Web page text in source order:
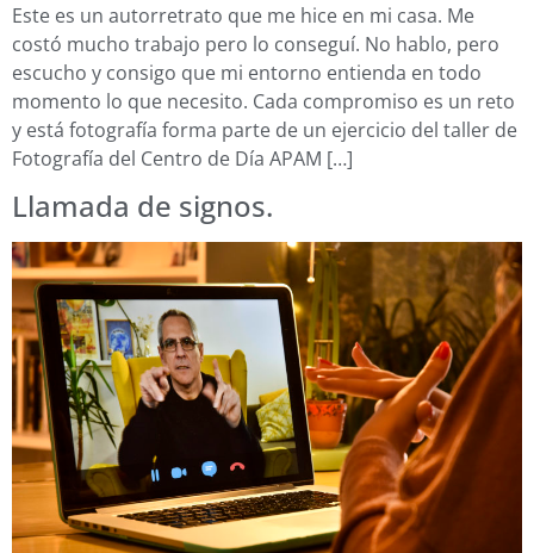
Este es un autorretrato que me hice en mi casa. Me
costó mucho trabajo pero lo conseguí. No hablo, pero
escucho y consigo que mi entorno entienda en todo
momento lo que necesito. Cada compromiso es un reto
y está fotografía forma parte de un ejercicio del taller de
Fotografía del Centro de Día APAM […]
Llamada de signos.